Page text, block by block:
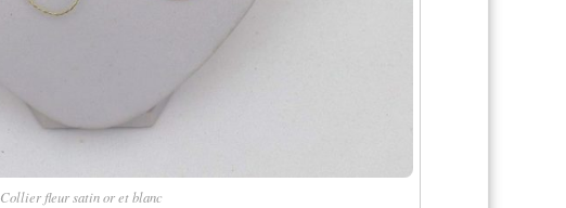
Collier fleur satin or et blanc